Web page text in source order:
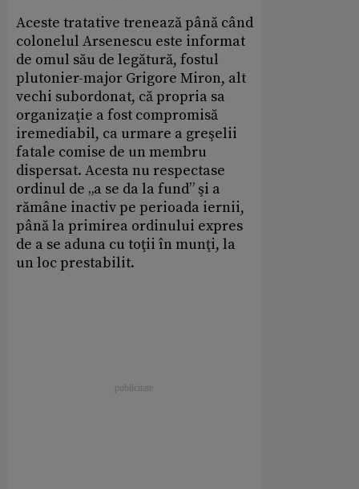
Aceste tratative trenează până când
colonelul Arsenescu este informat
de omul său de legătură, fostul
plutonier-major Grigore Miron, alt
vechi subordonat, că propria sa
organizaţie a fost compromisă
iremediabil, ca urmare a greşelii
fatale comise de un membru
dispersat. Acesta nu respectase
ordinul de „a se da la fund” şi a
rămâne inactiv pe perioada iernii,
până la primirea ordinului expres
de a se aduna cu toţii în munţi, la
un loc prestabilit.